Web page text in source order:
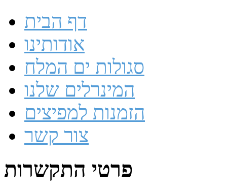
דף הבית
אודותינו
סגולות ים המלח
המינרלים שלנו
הזמנות למפיצים
צור קשר
פרטי התקשרות